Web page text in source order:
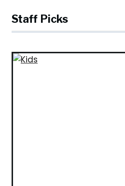
Staff Picks